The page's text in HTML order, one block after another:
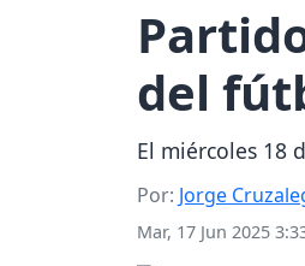
del
El miércoles 18
Por: Jorge
Mar, 17 Jun 2025